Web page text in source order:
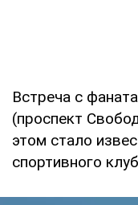
Встреча с
(проспект
этом стало
спортивного